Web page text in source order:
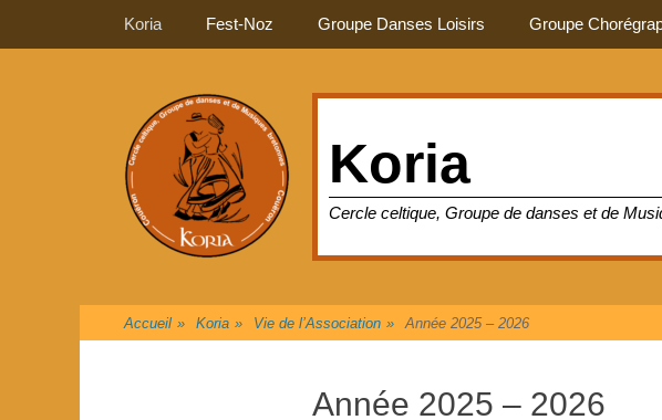
Koria
Cercle celtique, Groupe de danses et de
Premier Menu
Koria Fest-Noz Groupe Danses Loisirs Groupe
Accueil » Koria » Vie de l’Association » Année 2025 – 2026
Année 2025 – 2026